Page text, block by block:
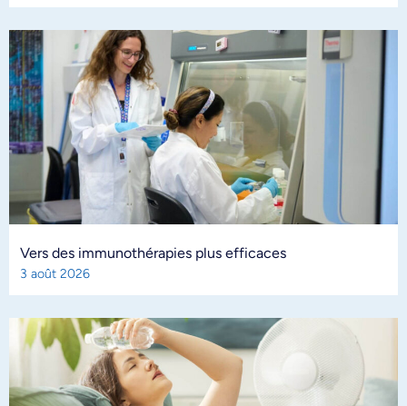
Vers des immunothérapies plus efficaces
3 août 2026